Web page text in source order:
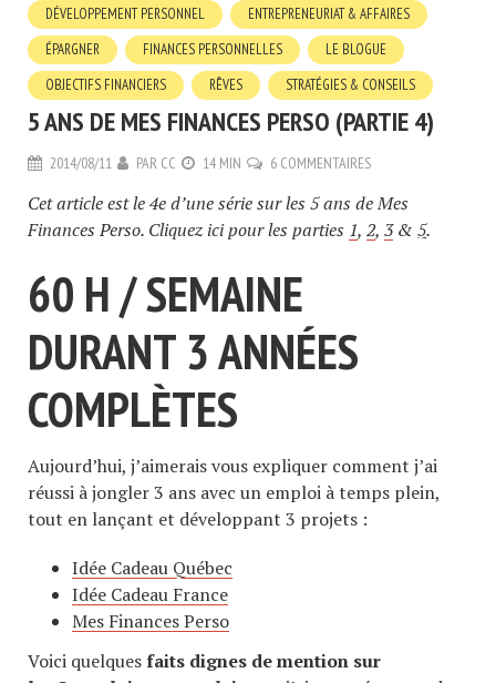
DÉVELOPPEMENT PERSONNEL
ENTREPRENEURIAT & AFFAIRES
ÉPARGNER
FINANCES PERSONNELLES
LE BLOGUE
OBJECTIFS FINANCIERS
RÊVES STRATÉGIES & CONSEILS
5 ANS DE MES FINANCES PERSO (PARTIE 4)
2014/08/11 PAR CC 14 MIN 6 COMMENTAIRES
Cet article est le 4e d’une série sur les 5 ans de Mes
Finances Perso. Cliquez ici pour les parties 1, 2, 3& 5.
60 H / SEMAINE
DURANT 3 ANNÉES
COMPLÈTES
Aujourd’hui, j’aimerais vous expliquer comment j’ai
réussi à jongler 3 ans avec un emploi à temps plein,
tout en lançant et développant 3 projets :
Idée Cadeau Québec
Idée Cadeau France
Mes Finances Perso
Voici quelquesfaits dignes de mention sur